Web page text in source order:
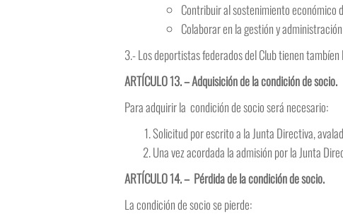
Contribuir al sostenimiento económico
Colaborar en la gestión y
3.- Los deportistas federados del Club tienen
ARTÍCULO 13. – Adquisición de la condición de socio.
Para adquirir la condición de socio será necesario:
Solicitud por escrito a la Junta Directiva,
Una vez acordada la admisión por la Junta
ARTÍCULO 14. – Pérdida de la condición de socio.
La condición de socio se pierde: